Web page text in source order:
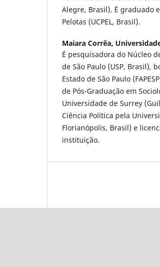
Alegre, Brasil). É graduado
Pelotas (UCPEL, Brasil).
Maiara Corrêa,
É pesquisadora do Núcleo
de São Paulo (USP, Brasil),
Estado de São Paulo
de Pós-Graduação em
Universidade de Surrey
Ciência Política pela
Florianópolis, Brasil) e
instituição.